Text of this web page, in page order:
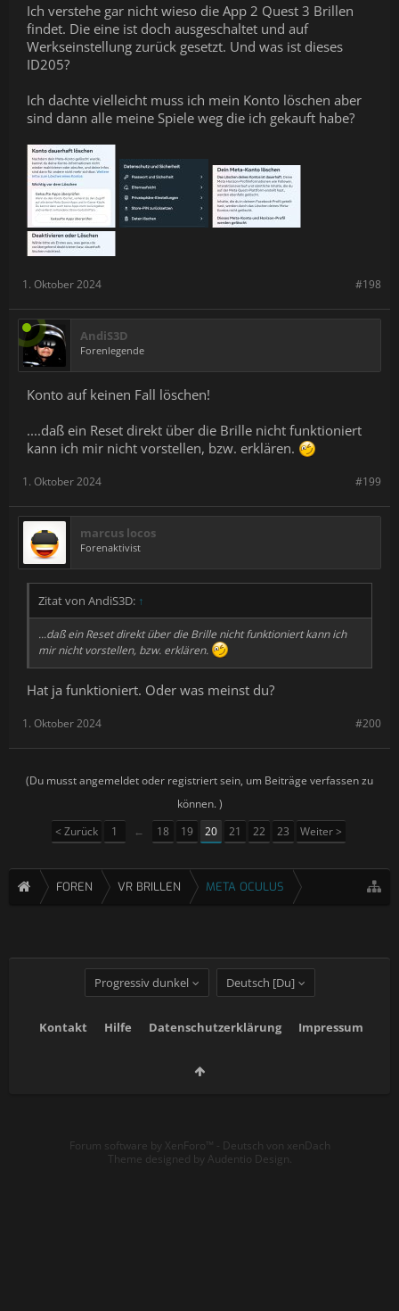
Ich verstehe gar nicht wieso die App 2 Quest 3 Brillen
findet. Die eine ist doch ausgeschaltet und auf
Werkseinstellung zurück gesetzt. Und was ist dieses
ID205?
Ich dachte vielleicht muss ich mein Konto löschen aber
sind dann alle meine Spiele weg die ich gekauft habe?
#198
1. Oktober 2024
AndiS3D
Forenlegende
Konto auf keinen Fall löschen!
....daß ein Reset direkt über die Brille nicht funktioniert
kann ich mir nicht vorstellen, bzw. erklären.
#199
1. Oktober 2024
marcus locos
Forenaktivist
Zitat von AndiS3D: ↑
...daß ein Reset direkt über die Brille nicht funktioniert kann ich
mir nicht vorstellen, bzw. erklären.
Hat ja funktioniert. Oder was meinst du?
#200
1. Oktober 2024
(Du musst angemeldet oder registriert sein, um Beiträge verfassen zu
können. )
< Zurück
1 ← 18 19 20 21 22 23 Weiter >
FOREN VR BRILLEN META OCULUS
Progressiv dunkel Deutsch [Du]
Kontakt Hilfe Datenschutzerklärung Impressum
Forum software by XenForo™ - Deutsch von xenDach
Theme designed by Audentio Design.